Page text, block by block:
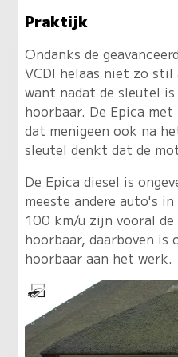
Praktijk
Ondanks de
VCDI helaas niet zo stil
want nadat de sleutel
hoorbaar. De Epica
dat menigeen ook na
sleutel denkt dat de
De Epica diesel is
meeste andere auto's
100 km/u zijn vooral
hoorbaar, daarboven
hoorbaar aan het werk.